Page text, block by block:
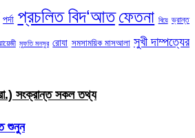
পর্দা প্রচলিত বিদ‘আত ফেতনা বিয়ে ভ্রান্ত
মুফতি মনসুর রোযা সমসাময়িক মাসআলা সুখী দাম্পত্যের
সংক্রান্ত সকল তথ্য
শুনুন